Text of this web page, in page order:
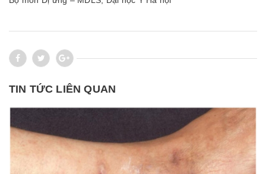
TIN TỨC LIÊN QUAN